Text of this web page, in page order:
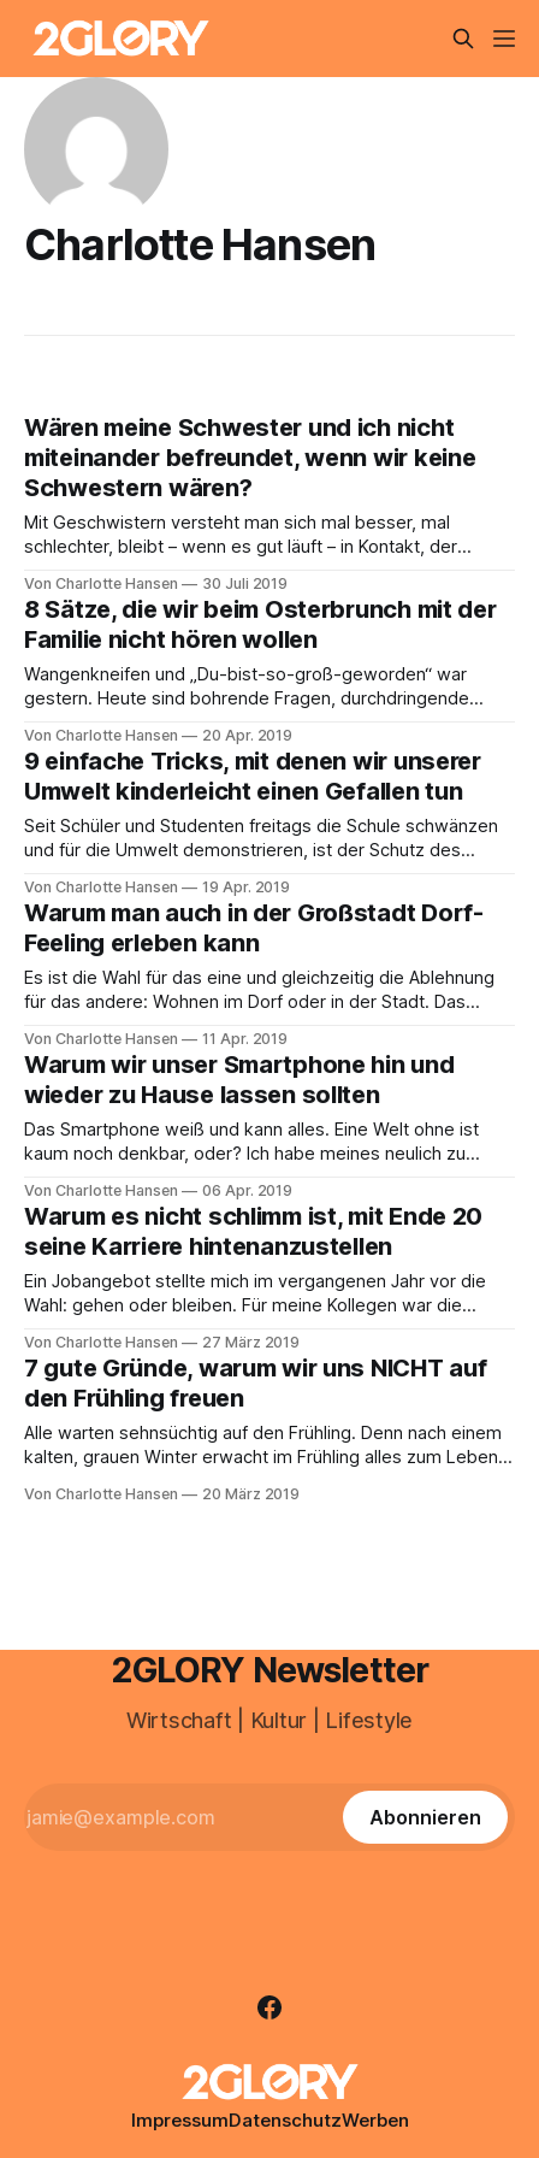
Charlotte Hansen
Wären meine Schwester und ich nicht
miteinander befreundet, wenn wir keine
Schwestern wären?
Mit Geschwistern versteht man sich mal besser, mal
schlechter, bleibt – wenn es gut läuft – in Kontakt, der
Definition von Freundschaft zwischen Geschwistern gewagt
– aus meiner Perspektive als Schwester. „Wenn wir nicht
miteinander verwandt wären, wären wir nicht befreundet,”
das sagte einmal
Von Charlotte Hansen 30 Juli 2019
8 Sätze, die wir beim Osterbrunch mit der
Familie nicht hören wollen
Wangenkneifen und „Du-bist-so-groß-geworden“ war
gestern. Heute sind bohrende Fragen, durchdringende
Nonplusultra. Doch eins ist gleichgeblieben: Tante, Oma
oder Opa – oder alle auf einmal – irgendwann nerven sie
alle. Passend dazu: Sätze, die wir beim Osterbrunch mit der
Familie nicht
Von Charlotte Hansen 20 Apr. 2019
9 einfache Tricks, mit denen wir unserer
Umwelt kinderleicht einen Gefallen tun
Seit Schüler und Studenten freitags die Schule schwänzen
und für die Umwelt demonstrieren, ist der Schutz des
uns zu Hause können wir anfangen, etwas für unser Klima
zu tun. Wir stellen dir 9 easy-peasy Tricks vor, mit denen
Von Charlotte Hansen 19 Apr. 2019
Warum man auch in der Großstadt Dorf-
Feeling erleben kann
Es ist die Wahl für das eine und gleichzeitig die Ablehnung
für das andere: Wohnen im Dorf oder in der Stadt. Das
Es ist absolut möglich in der Großstadt Dorf-Feeling zu
erleben! Der Bauer kommt durch die Hintertür ins
Von Charlotte Hansen 11 Apr. 2019
Warum wir unser Smartphone hin und
wieder zu Hause lassen sollten
Das Smartphone weiß und kann alles. Eine Welt ohne ist
kaum noch denkbar, oder? Ich habe meines neulich zu
vermeintlich brauchte, aber gleichzeitig auch wieder nicht
darauf angewiesen war. Ein Plädoyer für weniger
Handynutzung im Alltag. Manchmal ist es vielleicht nur
Von Charlotte Hansen 06 Apr. 2019
Warum es nicht schlimm ist, mit Ende 20
seine Karriere hintenanzustellen
Ein Jobangebot stellte mich im vergangenen Jahr vor die
Wahl: gehen oder bleiben. Für meine Kollegen war die
unzureichendes Argument, wie ich finde. Die goldenen 20er.
Eine wunderbare Zeit. Gerade von den Eltern abgenabelt,
noch nicht in der Familienplanung, das ganze
Von Charlotte Hansen 27 März 2019
7 gute Gründe, warum wir uns NICHT auf
den Frühling freuen
Alle warten sehnsüchtig auf den Frühling. Denn nach einem
kalten, grauen Winter erwacht im Frühling alles zum Leben –
Richtige für alle, die sich auf den Frühling freuen – nämlich
Von Charlotte Hansen 20 März 2019
2GLORY Newsletter
Wirtschaft | Kultur | Lifestyle
Abonnieren
ImpressumDatenschutzWerben